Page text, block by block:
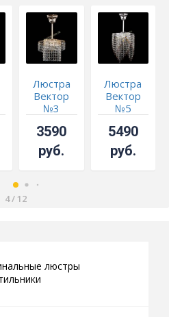
Люстра
Вектор
№3
3590
руб.
Люстра
Вектор
№5
5490
руб.
4/ 12
люстры